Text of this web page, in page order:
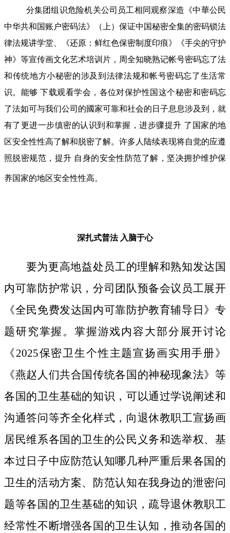
分集团组识危险机关公司员工相同观察深造《中華公民
中华共和国账户密码法》（上）保证中国秘密全集的密码锁法
律法规讲学堂、《还原：鲜红色保密制度印痕》《手尖的守护
神》等宣传画文化艺术培训片，周全知晓熟记帐号密码忘了法
和传统地方小秘密的涉及到法律法规和帐号密码忘了生活常
识。能够 下载观看学会，各位对保护性国这个秘密和密码忘
了法如可与我们公司的國家可靠和社会的日子息息涉及到，就
有了更进一步缜密的认识到和掌握，进步骤提升 了国家的地
区安全性性高了解和脱密了解。许多人陆续表现将自觉的应遵
照脱密规范，提升 自身的安全性防范了解，坚决拥护维护保
养国家的地区安全性性高。
深扎式普法 入脑于心
要为更高地益处员工的理解和熟知发达国
内可靠防护常识，分司团队预备会议员工展开
《全民免费发达国内可靠防护教育辅导日》专
题研究掌握。掌握游戏内容大部分展开讨论
《2025保密卫生个性主题宣扬画实用手册》
《燕赵人们共合国传统各国的神秘现象法》等
各国的卫生基础的知识，可以通过学说阐述和
沟通答问等齐全化样式，向退休教职工宣扬画
居民维系各国的卫生的公民义务和选举权、基
本过日子中应防范认知哪几种严重后果各国的
卫生的活动方案、防范认知在我身边的泄密问
题等各国的卫生基础的知识，疏导退休教职工
经常性不断增强各国的卫生认知，推动各国的